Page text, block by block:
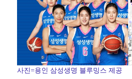
사진=용인 삼성생명 블루밍스 제공